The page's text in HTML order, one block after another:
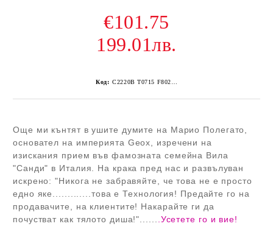
€101.75
199.01лв.
Код:
Още ми кънтят в ушите думите на Марио Полегато,
основател на империята Geox, изречени на
изискания прием във фамозната семейна Вила
"Санди" в Италия. На крака пред нас и развълуван
искрено: "Никога не забравяйте, че това не е просто
едно яке.............това е Технология! Предайте го на
продавачите, на клиентите! Накарайте ги да
почустват как тялото диша!"......
.Усетете го и вие!